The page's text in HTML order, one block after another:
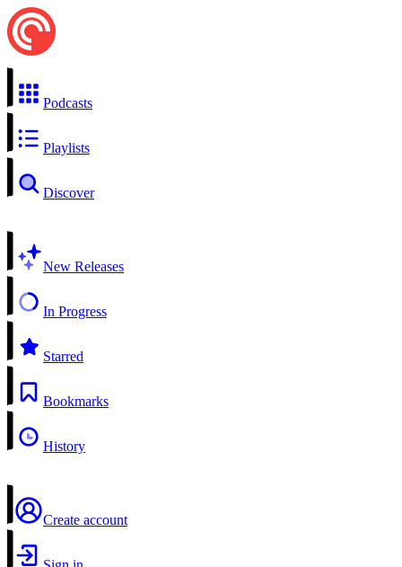
Podcasts
Playlists
Discover
New Releases
In Progress
Starred
Bookmarks
History
Create account